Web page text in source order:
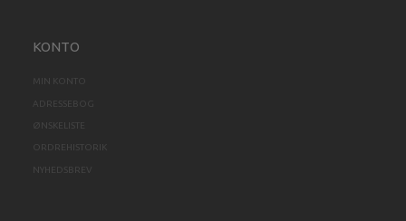
KONTO
MIN KONTO
ADRESSEBOG
ØNSKELISTE
ORDREHISTORIK
NYHEDSBREV